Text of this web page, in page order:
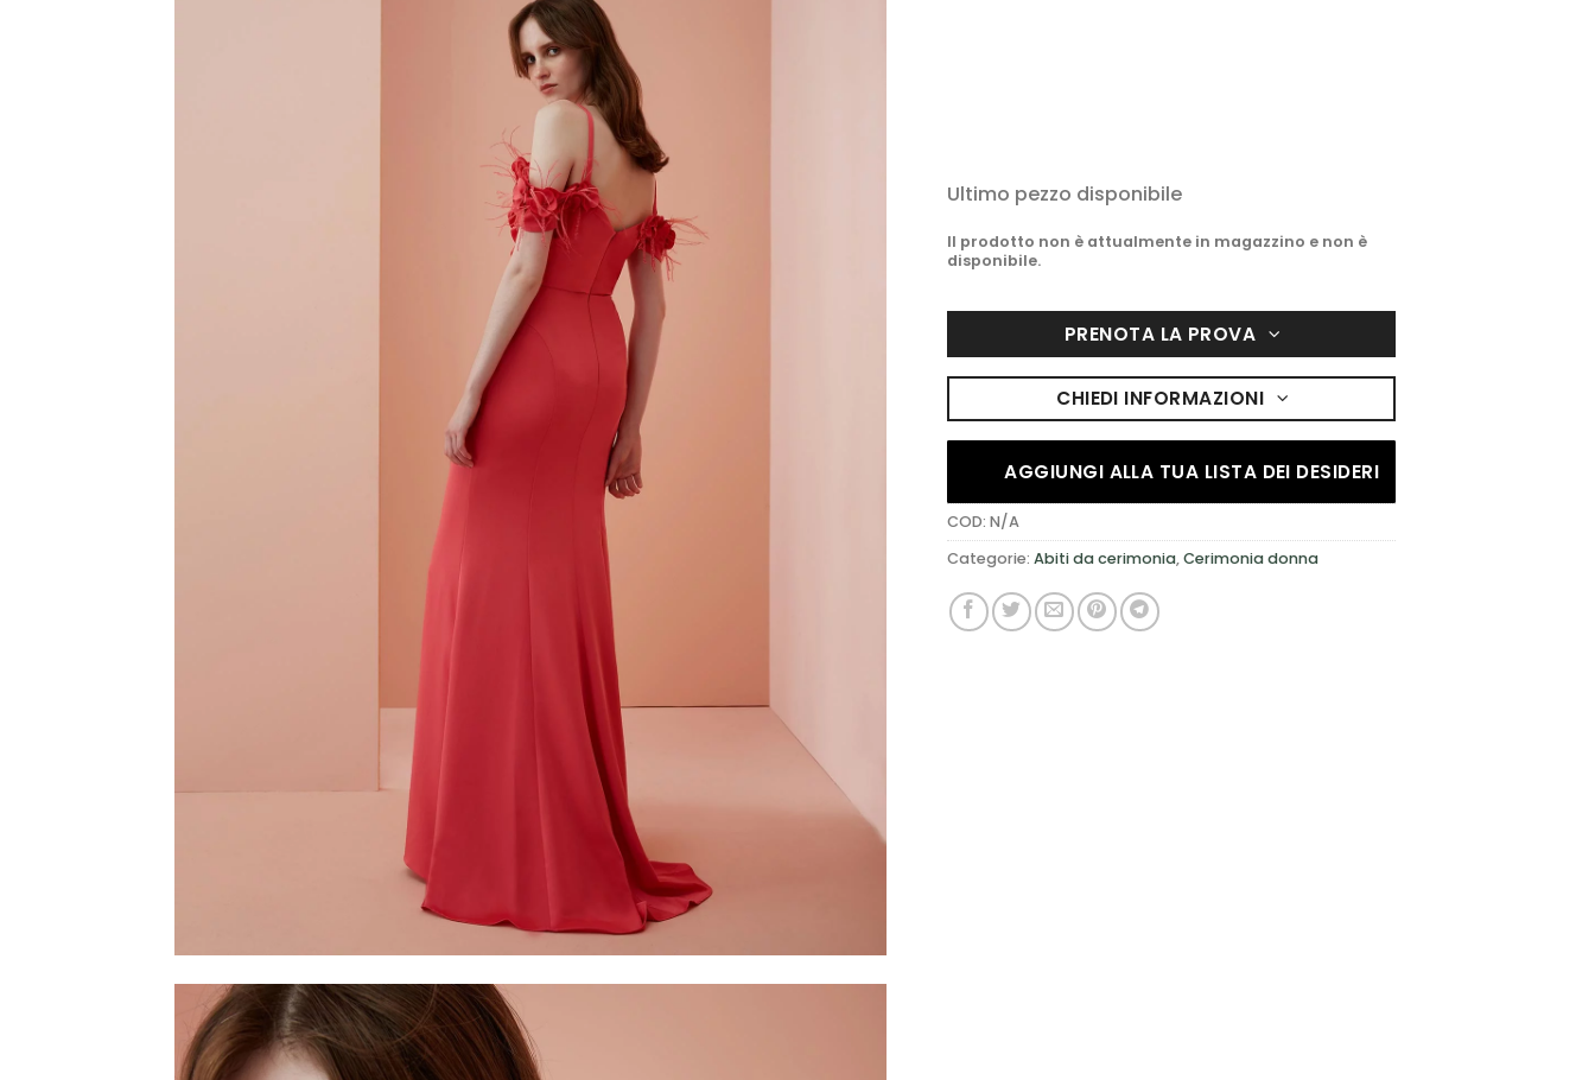
Ultimo pezzo disponibile
Il prodotto non è attualmente in magazzino e non è
disponibile.
PRENOTA LA PROVA
CHIEDI INFORMAZIONI
AGGIUNGI ALLA TUA LISTA DEI DESIDERI
COD: N/A
Categorie: Abiti da cerimonia,Cerimonia donna